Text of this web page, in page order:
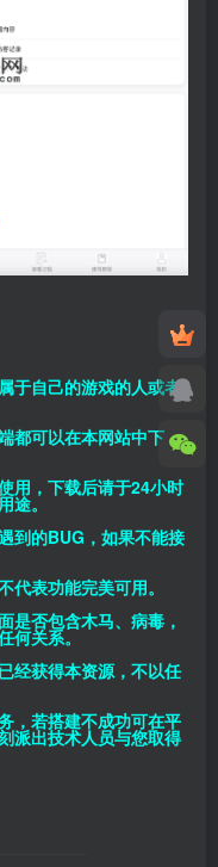
于自己的游戏的人或者
都可以在本网站中下
用，下载后请于24小时
途。
到的BUG，如果不能接
表功能完美可用。
是否包含木马、病毒，
何关系。
经获得本资源，不以任
，若搭建不成功可在平
派出技术人员与您取得